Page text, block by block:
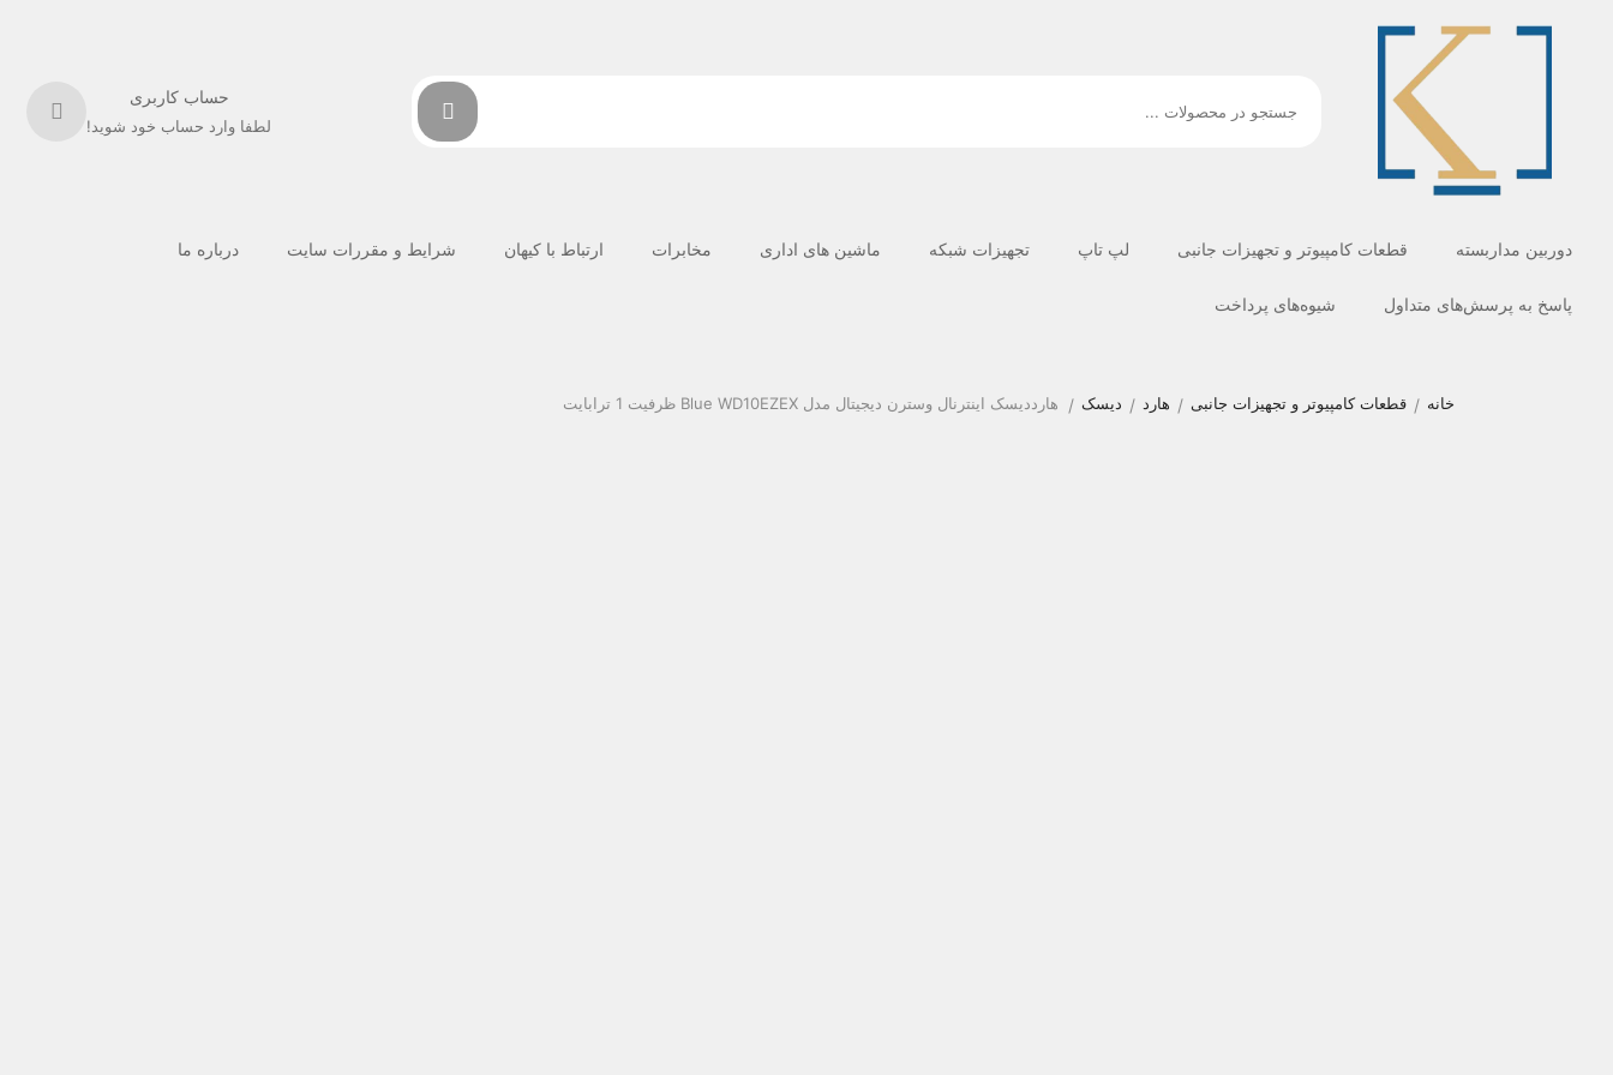
حساب کاربری
لطفا وارد حساب خود شوید!
دوربین مداربسته قطعات کامپیوتر و تجهیزات جانبی لپ تاپ تجهیزات شبکه ماشین های اداری مخابرات ارتباط با کیهان شرایط و مقررات سایت درباره ما
پاسخ به پرسش‌های متداول شیوه‌های پرداخت
خانه / قطعات کامپیوتر و تجهیزات جانبی / هارد / دیسک / هارددیسک اینترنال وسترن دیجیتال مدل Blue WD10EZEX ظرفیت 1 ترابایت